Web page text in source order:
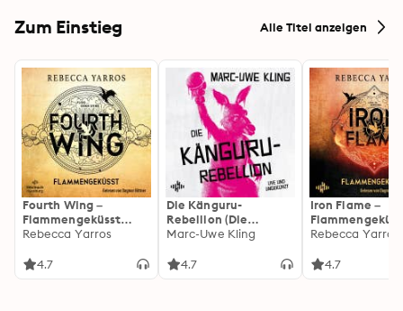
Zum Einstieg Alle Titel anzeigen
Fourth Wing –
Flammengeküsst
(Flammengeküsst-
Rebecca Yarros
4.7
Die Känguru-
Rebellion (Die
Känguru-Werke 5)
Marc-Uwe Kling
4.7
Iron Flame –
heißersehnte
Rebecca Yarros
4.7